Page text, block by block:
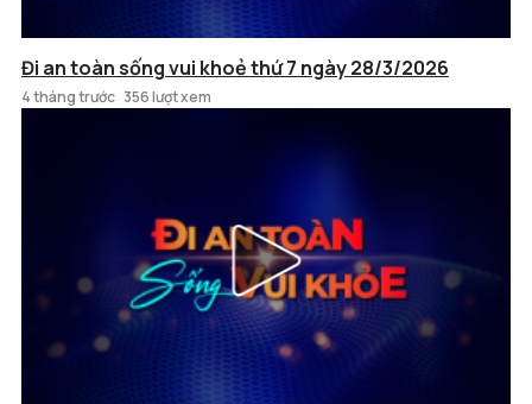
Đi an toàn sống vui khoẻ thứ 7 ngày 28/3/2026
4 tháng trước 356 lượt xem